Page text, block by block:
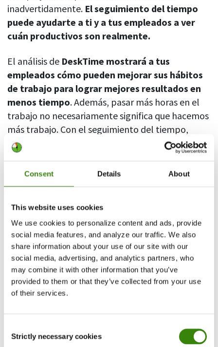
Consent Details About
This website uses cookies
We use cookies to personalize content and ads, provide
social media features, and analyze our traffic. We also
share information about your use of our site with our
social media, advertising, and analytics partners, who
may combine it with other information that you’ve
provided to them or that they’ve collected from your use
of their services.
Selection
Strictly necessary cookies
inadvertidamente. El seguimiento del tiempo
puede ayudarte a ti y a tus empleados a ver
cuán productivos son realmente.
El análisis de DeskTime mostrará a tus
empleados cómo pueden mejorar sus hábitos
de trabajo para lograr mejores resultados en
menos tiempo. Además, pasar más horas en el
trabajo no necesariamente significa que hacemos
más trabajo. Con el seguimiento del tiempo,
todos pueden concentrarse en la tarea en
cuestión y en los objetivos generales en lugar de
solo acumular horas.
empleados a planificar mejor su trabajo y evitar
cualquier tarea improductiva. Por ejemplo, todos
conocemos esos trabajos rápidos y fáciles de 5
minutos que a menudo se nos pide que hagamos.
Con el seguimiento del tiempo, tus empleados
podrán notar cuánto tiempo realmente toman
estas tareas adicionales, permitiéndoles tomar
2. El seguimiento del tiempo te permite